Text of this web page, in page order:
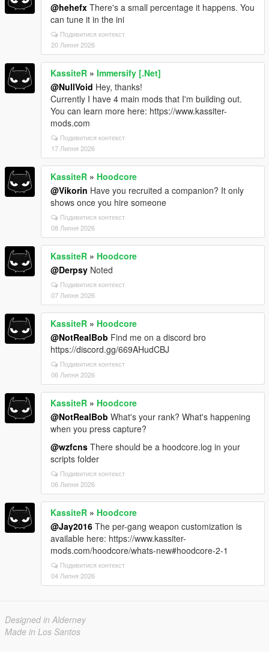
@hehefx There's a small percentage it happens. You
can tune it in the ini
Подивитися контекст
20 Липня 2026
KassiteR » Immersify [.Net]
@NullVoid Hey, thanks!
Currently I have 4 main mods that I'm building out.
You can learn more here: https://www.kassiter-
mods.com
Подивитися контекст
17 Липня 2026
KassiteR » Hoodcore
@Vikorin Have you recruited a companion? It only
shows once you hire someone
Подивитися контекст
08 Липня 2026
KassiteR » Hoodcore
@Derpsy Noted
Подивитися контекст
07 Липня 2026
KassiteR » Hoodcore
@NotRealBob Find me on a discord bro
https://discord.gg/669AHudCBJ
Подивитися контекст
06 Липня 2026
KassiteR » Hoodcore
@NotRealBob What's your rank? What's happening
when you press capture?
@wzfcns There should be a hoodcore.log in your
scripts folder
Подивитися контекст
06 Липня 2026
KassiteR » Hoodcore
@Jay2016 The per-gang weapon customization is
available here: https://www.kassiter-
mods.com/hoodcore/whats-new#hoodcore-2-1
Подивитися контекст
04 Липня 2026
Designed in Alderney
Made in Los Santos